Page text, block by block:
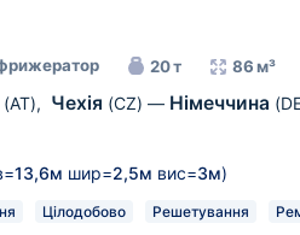
20 т 86 м³
(AT), Чехія (CZ) — Німеччина
13,6м шир=2,5м вис=3м)
Цілодобово Решетування